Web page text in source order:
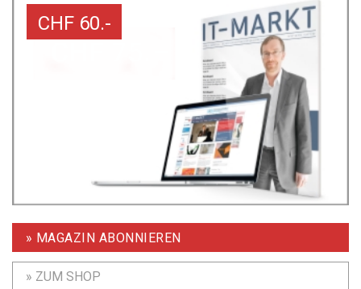
CHF 60.-
» MAGAZIN ABONNIEREN
» ZUM SHOP